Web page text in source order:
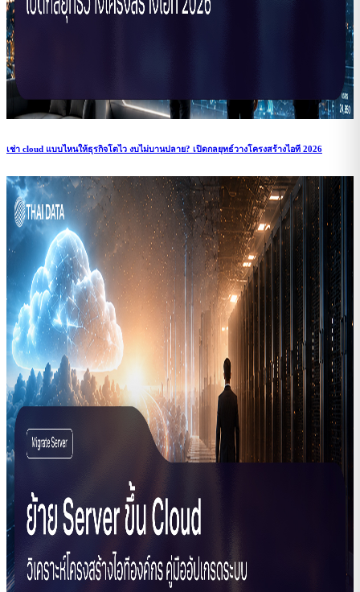
เช่า cloud แบบไหนให้ธุรกิจโตไว งบไม่บานปลาย? เปิดกลยุทธ์วางโครงสร้างไอที 2026